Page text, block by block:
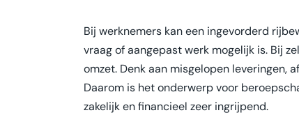
Bij werknemers kan een ingevorderd
vraag of aangepast werk mogelijk is. Bij
omzet. Denk aan misgelopen leveringen,
Daarom is het onderwerp voor
zakelijk en financieel zeer ingrijpend.